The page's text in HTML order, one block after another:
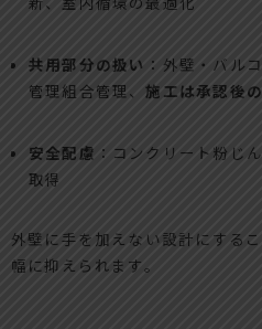
共用部分の扱い ：外壁・バル
管理組合管理、施工は承認後
安全配慮 ：コンクリート粉じ
取得
外壁に手を加えない設計にする
幅に抑えられます。